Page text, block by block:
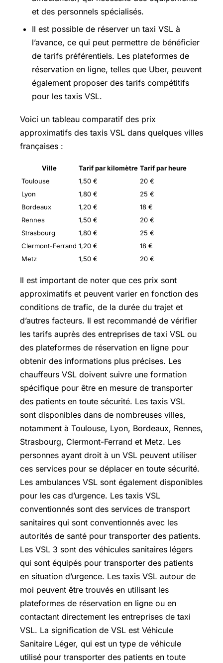
et des personnels spécialisés.
Il est possible de réserver un taxi VSL à
l’avance, ce qui peut permettre de bénéficier
de tarifs préférentiels. Les plateformes de
réservation en ligne, telles que Uber, peuvent
également proposer des tarifs compétitifs
pour les taxis VSL.
Voici un tableau comparatif des prix
approximatifs des taxis VSL dans quelques villes
françaises :
Ville Tarif par kilomètre Tarif par heure
Toulouse
1,50 €
20 €
Lyon
1,80 €
25 €
Bordeaux
1,20 €
18 €
Rennes
1,50 €
20 €
Strasbourg
1,80 €
25 €
Clermont-Ferrand 1,20 €
18 €
Metz
1,50 € 20 €
Il est important de noter que ces prix sont
approximatifs et peuvent varier en fonction des
conditions de trafic, de la durée du trajet et
d’autres facteurs. Il est recommandé de vérifier
les tarifs auprès des entreprises de taxi VSL ou
des plateformes de réservation en ligne pour
obtenir des informations plus précises. Les
chauffeurs VSL doivent suivre une formation
spécifique pour être en mesure de transporter
des patients en toute sécurité. Les taxis VSL
sont disponibles dans de nombreuses villes,
notamment à Toulouse, Lyon, Bordeaux, Rennes,
Strasbourg, Clermont-Ferrand et Metz. Les
personnes ayant droit à un VSL peuvent utiliser
ces services pour se déplacer en toute sécurité.
Les ambulances VSL sont également disponibles
pour les cas d’urgence. Les taxis VSL
conventionnés sont des services de transport
sanitaires qui sont conventionnés avec les
autorités de santé pour transporter des patients.
Les VSL 3 sont des véhicules sanitaires légers
qui sont équipés pour transporter des patients
en situation d’urgence. Les taxis VSL autour de
moi peuvent être trouvés en utilisant les
plateformes de réservation en ligne ou en
contactant directement les entreprises de taxi
VSL. La signification de VSL est Véhicule
Sanitaire Léger, qui est un type de véhicule
utilisé pour transporter des patients en toute